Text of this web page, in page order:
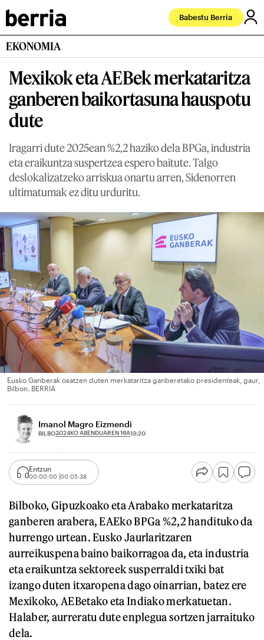
Babestu Berria
EKONOMIA
Mexikok eta AEBek merkataritza
ganberen baikortasuna hauspotu
dute
Iragarri dute 2025ean %2,2 haziko dela BPGa, industria
eta eraikuntza suspertzea espero baitute. Talgo
deslokalizatzeko arriskua onartu arren, Sidenorren
ultimatumak ez ditu urduritu.
Eusko Ganberak osatzen duten merkataritza ganberetako presidenteak, gaur,
Bilbon. BERRIA
Imanol Magro Eizmendi
BILBO2024KO ABENDUAREN 16A13:20
Entzun
00:00:00 00:05:38
Bilboko, Gipuzkoako eta Arabako merkataritza
ganberen arabera, EAEko BPGa %2,2 handituko da
hurrengo urtean. Eusko Jaurlaritzaren
aurreikuspena baino baikorragoa da, eta industria
eta eraikuntza sektoreek susperraldi txiki bat
izango duten itxaropena dago oinarrian, batez ere
Mexikoko, AEBetako eta Indiako merkatuetan.
Halaber, aurreratu dute enplegua sortzen jarraituko
dela.